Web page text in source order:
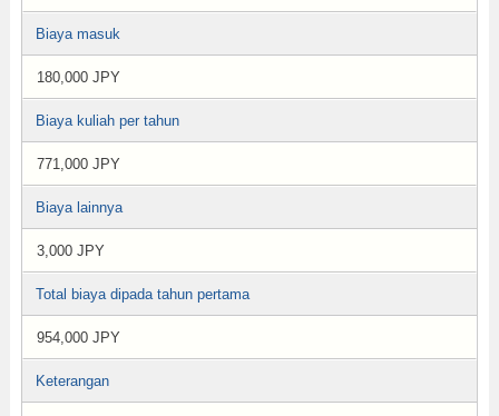
Biaya masuk
180,000 JPY
Biaya kuliah per tahun
771,000 JPY
Biaya lainnya
3,000 JPY
Total biaya dipada tahun pertama
954,000 JPY
Keterangan